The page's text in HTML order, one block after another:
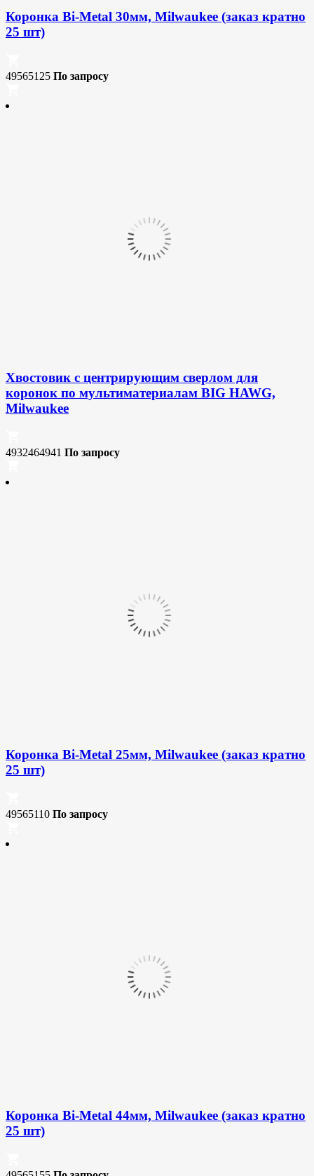
Коронка Bi-Metal 30мм, Milwaukee (заказ кратно
25 шт)
49565125 По запросу
Хвостовик с центрирующим сверлом для
коронок по мультиматериалам BIG HAWG,
Milwaukee
4932464941 По запросу
Коронка Bi-Metal 25мм, Milwaukee (заказ кратно
25 шт)
49565110 По запросу
Коронка Bi-Metal 44мм, Milwaukee (заказ кратно
25 шт)